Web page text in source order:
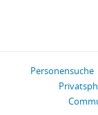
Personensuche